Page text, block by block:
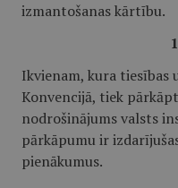
izmantošanas kārtību.
Ikvienam, kura tiesības
Konvencijā, tiek
nodrošinājums valsts
pārkāpumu ir
pienākumus.